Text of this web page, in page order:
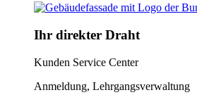
Ihr direkter Draht
Kunden Service Center
Anmeldung, Lehrgangsverwaltung